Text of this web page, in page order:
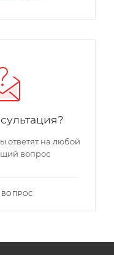
ответят на любой
вопрос
ВОПРОС